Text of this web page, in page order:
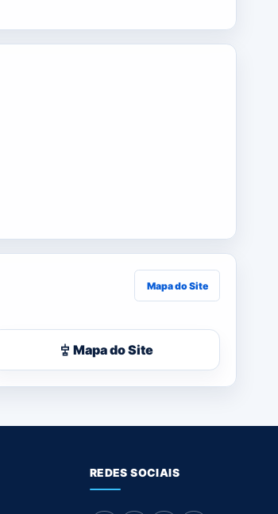
Mapa do Site
Mapa do Site
REDES SOCIAIS